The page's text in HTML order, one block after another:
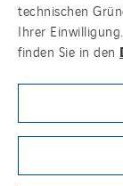
technischen
Ihrer
finden Sie in den